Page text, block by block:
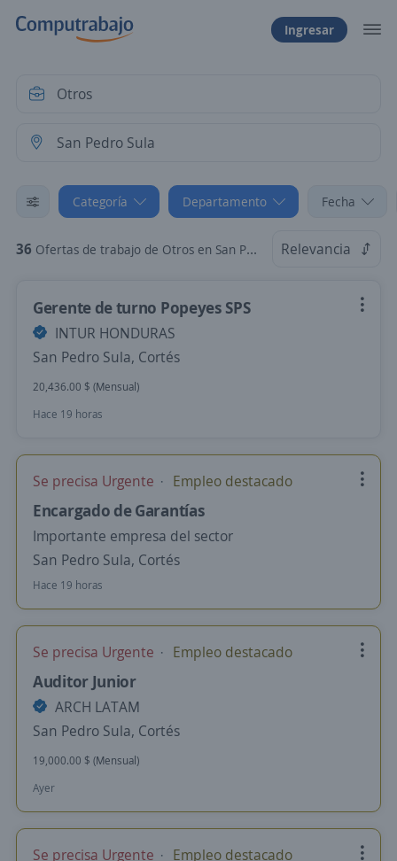
Ingresar
Categoría Departamento Fecha
36 Ofertas de trabajo de Otros en San Pedro Sula, Cortés Relevancia
Gerente de turno Popeyes SPS
INTUR HONDURAS
San Pedro Sula, Cortés
20,436.00 $ (Mensual)
Hace 19 horas
Se precisa Urgente Empleo destacado
Encargado de Garantías
Importante empresa del sector
San Pedro Sula, Cortés
Hace 19 horas
Se precisa Urgente Empleo destacado
Auditor Junior
ARCH LATAM
San Pedro Sula, Cortés
19,000.00 $ (Mensual)
Ayer
Se precisa Urgente Empleo destacado